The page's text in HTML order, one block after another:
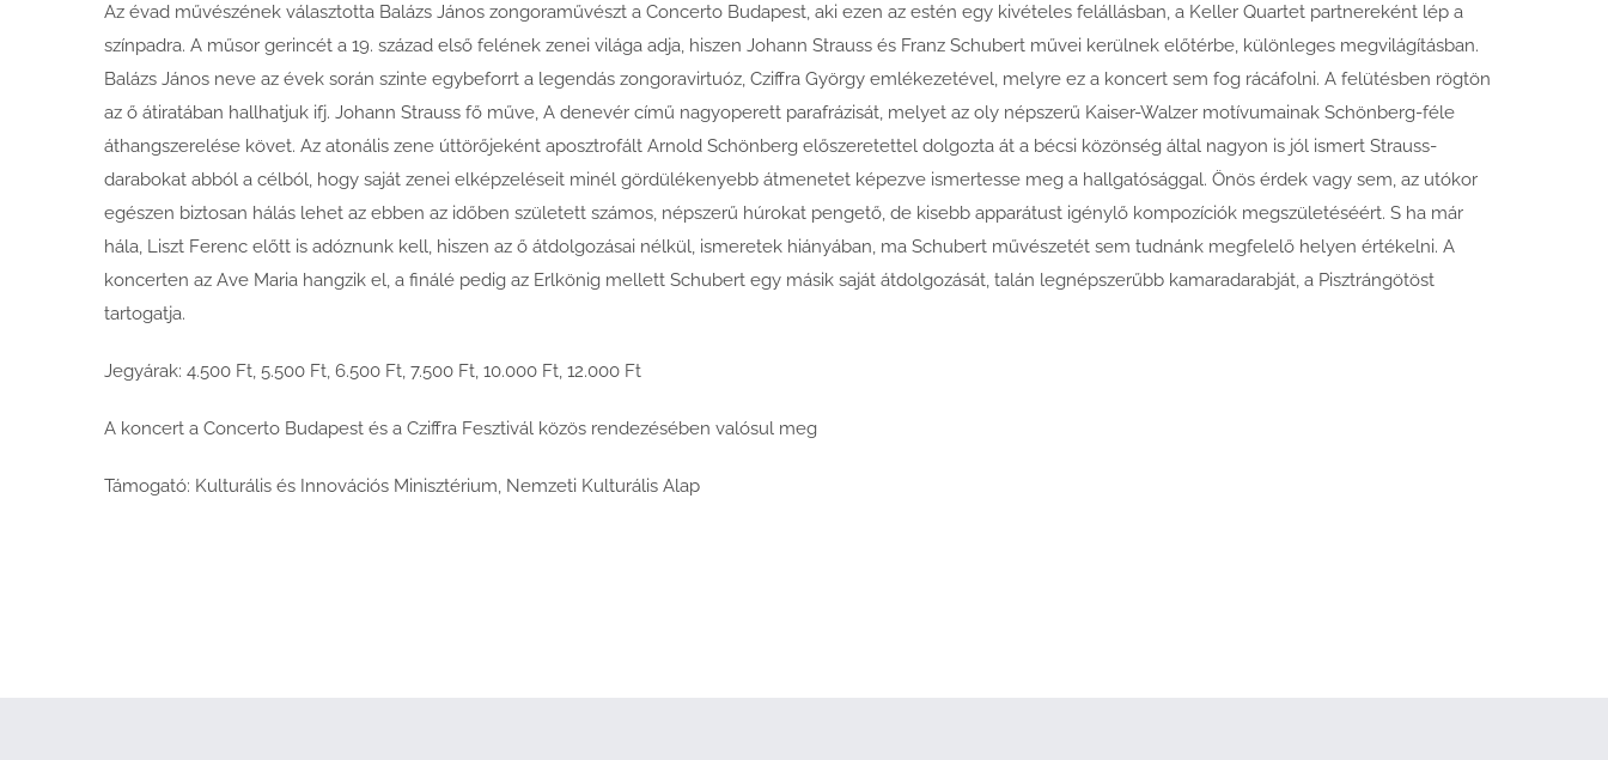
Az évad művészének választotta Balázs János zongoraművészt a Concerto Budapest, aki ezen az estén egy kivételes felállásban, a Keller Quartet partnereként lép a
színpadra. A műsor gerincét a 19. század első felének zenei világa adja, hiszen Johann Strauss és Franz Schubert művei kerülnek előtérbe, különleges megvilágításban.
Balázs János neve az évek során szinte egybeforrt a legendás zongoravirtuóz, Cziffra György emlékezetével, melyre ez a koncert sem fog rácáfolni. A felütésben rögtön
az ő átiratában hallhatjuk ifj. Johann Strauss fő műve, A denevér című nagyoperett parafrázisát, melyet az oly népszerű Kaiser-Walzer motívumainak Schönberg-féle
áthangszerelése követ. Az atonális zene úttörőjeként aposztrofált Arnold Schönberg előszeretettel dolgozta át a bécsi közönség által nagyon is jól ismert Strauss-
darabokat abból a célból, hogy saját zenei elképzeléseit minél gördülékenyebb átmenetet képezve ismertesse meg a hallgatósággal. Önös érdek vagy sem, az utókor
egészen biztosan hálás lehet az ebben az időben született számos, népszerű húrokat pengető, de kisebb apparátust igénylő kompozíciók megszületéséért. S ha már
hála, Liszt Ferenc előtt is adóznunk kell, hiszen az ő átdolgozásai nélkül, ismeretek hiányában, ma Schubert művészetét sem tudnánk megfelelő helyen értékelni. A
koncerten az Ave Maria hangzik el, a finálé pedig az Erlkönig mellett Schubert egy másik saját átdolgozását, talán legnépszerűbb kamaradarabját, a Pisztrángötöst
tartogatja.
Jegyárak: 4.500 Ft, 5.500 Ft, 6.500 Ft, 7.500 Ft, 10.000 Ft, 12.000 Ft
A koncert a Concerto Budapest és a Cziffra Fesztivál közös rendezésében valósul meg
Támogató: Kulturális és Innovációs Minisztérium, Nemzeti Kulturális Alap